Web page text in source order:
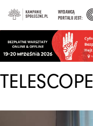
WYDAWCĄ
PORTALU JEST:
TELESCOPE